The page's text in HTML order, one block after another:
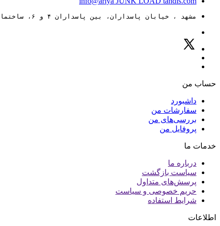
مشهد ، خیابان پاسداران، بین پاسداران ۴ و ۶، ساختمان ۸۸
حساب من
داشبورد
سفارشات من
بررسی‌های من
پروفایل من
خدمات ما
درباره ما
سیاست بازگشت
پرسش‌های متداول
حریم خصوصی و سیاست
شرایط استفاده
اطلاعات